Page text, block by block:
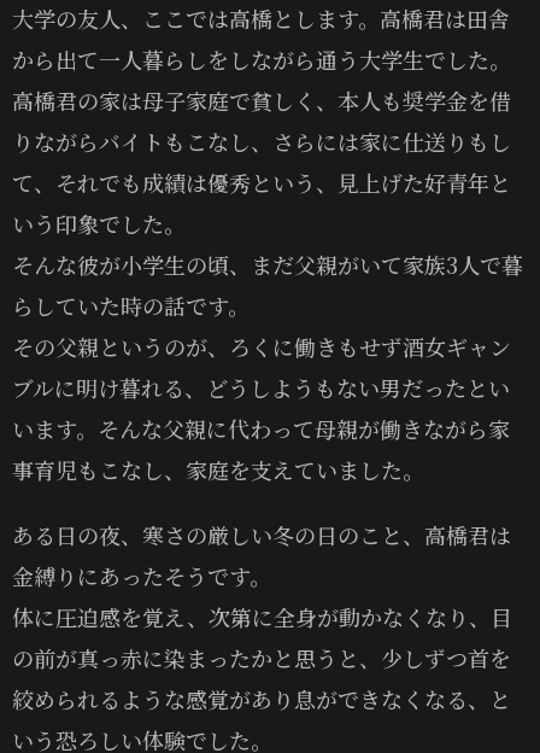
大学の友人、ここでは高橋とします。高橋君は田舎
から出て一人暮らしをしながら通う大学生でした。
高橋君の家は母子家庭で貧しく、本人も奨学金を借
りながらバイトもこなし、さらには家に仕送りもし
て、それでも成績は優秀という、見上げた好青年と
いう印象でした。
そんな彼が小学生の頃、まだ父親がいて家族3人で暮
らしていた時の話です。
その父親というのが、ろくに働きもせず酒女ギャン
ブルに明け暮れる、どうしようもない男だったとい
います。そんな父親に代わって母親が働きながら家
事育児もこなし、家庭を支えていました。
ある日の夜、寒さの厳しい冬の日のこと、高橋君は
金縛りにあったそうです。
体に圧迫感を覚え、次第に全身が動かなくなり、目
の前が真っ赤に染まったかと思うと、少しずつ首を
絞められるような感覚があり息ができなくなる、と
いう恐ろしい体験でした。